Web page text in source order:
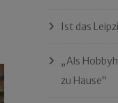
Ist das
„Als
zu Hause“